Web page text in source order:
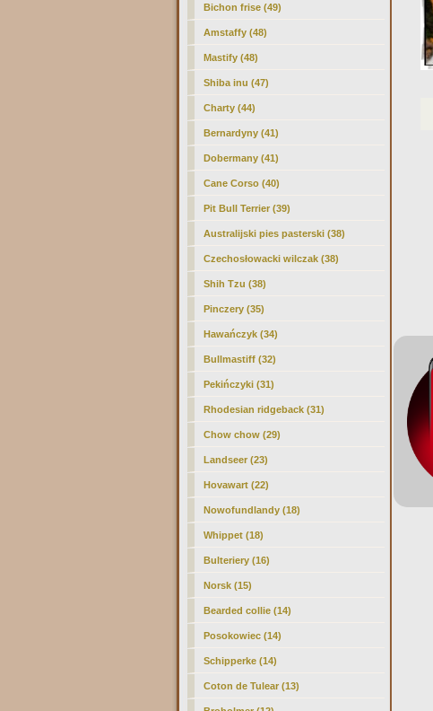
Bichon frise (49)
Amstaffy (48)
Mastify (48)
Shiba inu (47)
Charty (44)
Bernardyny (41)
Dobermany (41)
Cane Corso (40)
Pit Bull Terrier (39)
Australijski pies pasterski (38)
Czechosłowacki wilczak (38)
Shih Tzu (38)
Pinczery (35)
Hawańczyk (34)
Bullmastiff (32)
Pekińczyki (31)
Rhodesian ridgeback (31)
Chow chow (29)
Landseer (23)
Hovawart (22)
Nowofundlandy (18)
Whippet (18)
Bulteriery (16)
Norsk (15)
Bearded collie (14)
Posokowiec (14)
Schipperke (14)
Coton de Tulear (13)